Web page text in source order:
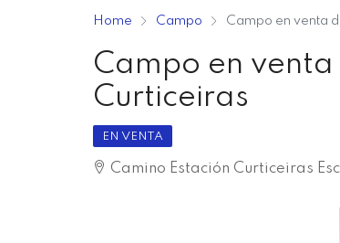
Home Campo Campo en venta
Campo en
Curticeiras
EN VENTA
Camino Estación Curticeiras